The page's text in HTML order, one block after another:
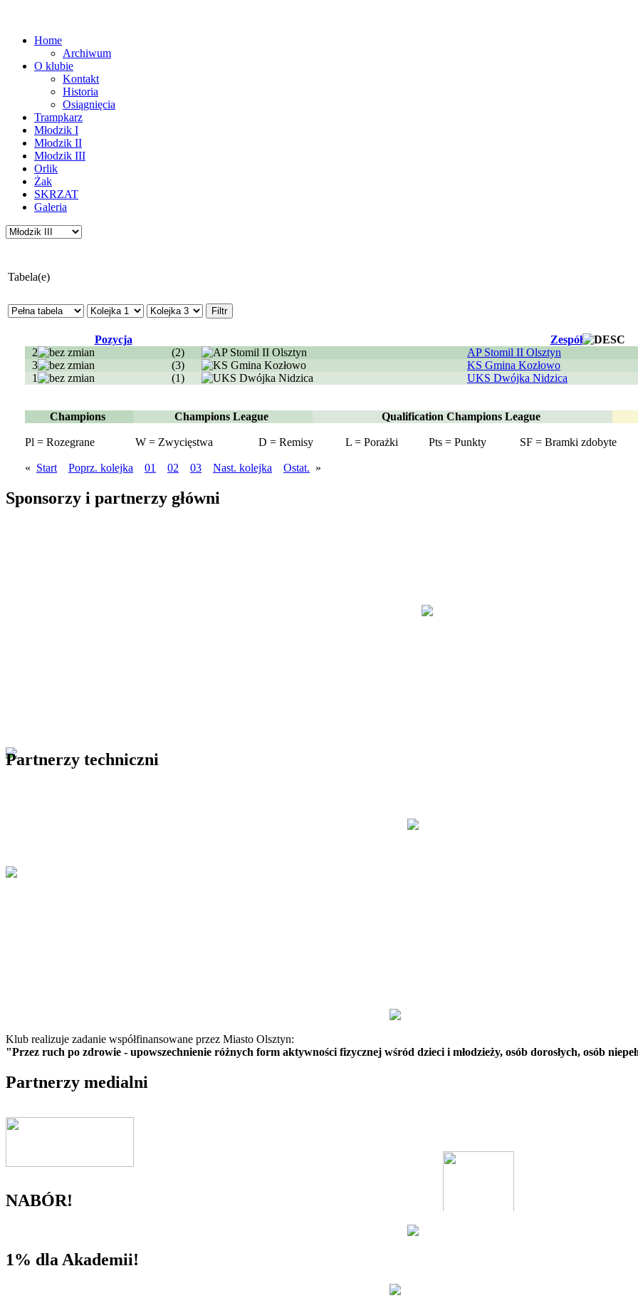
Home
Archiwum
O klubie
Kontakt
Historia
Osiągnięcia
Trampkarz
Młodzik I
Młodzik II
Młodzik III
Orlik
Żak
SKRZAT
Galeria
Tabela(e)
Pozycja Zespół
2
(2) AP Stomil II Olsztyn
3
(3) KS Gmina Kozłowo
1
(1) UKS Dwójka Nidzica
Champions Champions League Qualification Champions League
Pl = Rozegrane W = Zwycięstwa D = Remisy L = Porażki Pts = Punkty SF = Bramki zdobyte
« Start Poprz. kolejka 01 02 03 Nast. kolejka Ostat. »
Sponsorzy i partnerzy główni
Partnerzy techniczni
Klub realizuje zadanie współfinansowane przez Miasto Olsztyn:
"Przez ruch po zdrowie - upowszechnienie różnych form aktywności fizycznej wśród dzieci i młodzieży, osób dorosłych, osób
Partnerzy medialni
NABÓR!
1% dla Akademii!